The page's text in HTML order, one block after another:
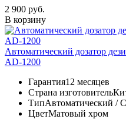
2 900 руб.
В корзину
Автоматический дозатор
AD-1200
Гарантия12 месяцев
Страна изготовитель
ТипАвтоматический /
ЦветМатовый хром